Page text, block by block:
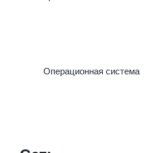
Операционная система